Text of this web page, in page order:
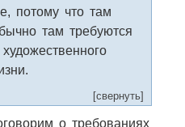
потому что там
там требуются
[свернуть]
о требованиях